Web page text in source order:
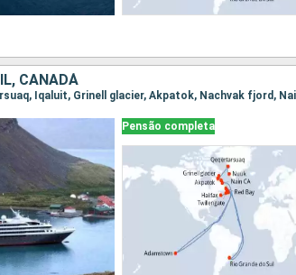
CANADÁ
Pensão completa